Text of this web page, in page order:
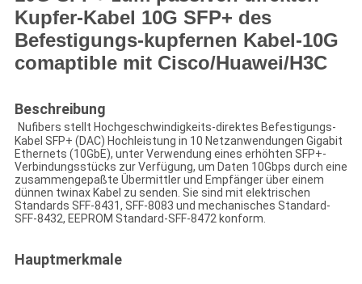
Kupfer-Kabel 10G SFP+ des
Befestigungs-kupfernen Kabel-10G
comaptible mit Cisco/Huawei/H3C
Beschreibung
Nufibers stellt Hochgeschwindigkeits-direktes Befestigungs-
Kabel SFP+ (DAC) Hochleistung in 10 Netzanwendungen Gigabit
Ethernets (10GbE), unter Verwendung eines erhöhten SFP+-
Verbindungsstücks zur Verfügung, um Daten 10Gbps durch eine
zusammengepaßte Übermittler und Empfänger über einem
dünnen twinax Kabel zu senden. Sie sind mit elektrischen
Standards SFF-8431, SFF-8083 und mechanisches Standard-
SFF-8432, EEPROM Standard-SFF-8472 konform.
Hauptmerkmale